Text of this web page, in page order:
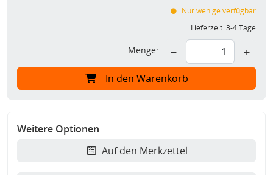
Nur wenige verfügbar
Lieferzeit:3-4 Tage
Menge: − +
In den Warenkorb
Weitere Optionen
Auf den Merkzettel